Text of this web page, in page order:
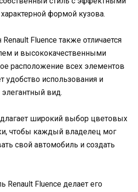
формой кузова.
Fluence также отличается
и высококачественными
расположение всех элементов
удобство использования и
элегантный вид.
широкий выбор цветовых
чтобы каждый владелец мог
свой автомобиль и создать
Renault Fluence делает его